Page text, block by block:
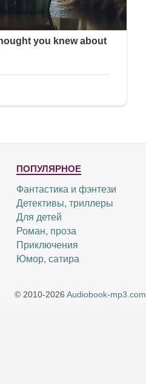
ПОПУЛЯРНОЕ
Фантастика и фэнтези
Детективы, триллеры
Для детей
Роман, проза
Приключения
Юмор, сатира
© 2010-2026 Audiobook-mp3.com